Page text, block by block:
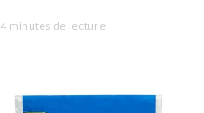
4 minutes de lecture